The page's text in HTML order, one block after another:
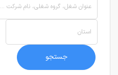
عنوان شغل، گروه شغلی، نام شرکت ...
استان
جستجو